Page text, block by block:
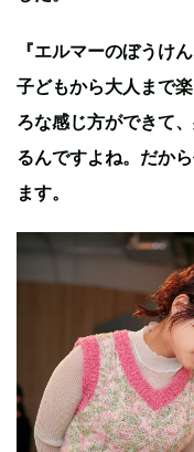
『エルマーのぼうけ
子どもから大人まで
ろな感じ方ができて
るんですよね。だか
ます。